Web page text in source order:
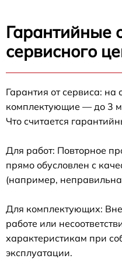
Гарантийные
сервисного
Гарантия от сервиса:
комплектующие — до 3
Что считается
Для работ: Повторное
прямо обусловлен с
(например,
Для комплектующих:
работе или
характеристикам при
эксплуатации.